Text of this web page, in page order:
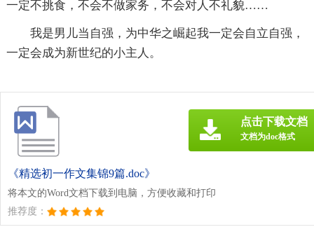
一定不挑食，不会不做家务，不会对人不礼貌……
我是男儿当自强，为中华之崛起我一定会自立自强，
一定会成为新世纪的小主人。
《精选初一作文集锦9篇.doc》
将本文的Word文档下载到电脑，方便收藏和打印
推荐度：
点击下载文档
文档为doc格式